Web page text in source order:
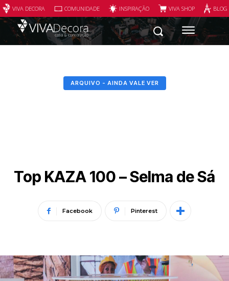
VIVA DECORA COMUNIDADE INSPIRAÇÃO VIVA SHOP
ARQUIVO - AINDA VALE VER
Top KAZA 100 – Selma de Sá
Facebook Pinterest